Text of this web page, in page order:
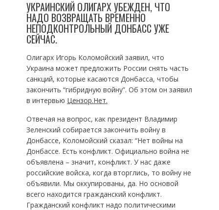
УКРАИНСКИЙ ОЛИГАРХ УБЕЖДЕН, ЧТО
НАДО ВОЗВРАЩАТЬ ВРЕМЕННО
НЕПОДКОНТРОЛЬНЫЙ ДОНБАСС УЖЕ
СЕЙЧАС.
Олигарх Игорь Коломойский заявил, что
Украина может предложить России снять часть
санкций, которые касаются Донбасса, чтобы
закончить “гибридную войну”. Об этом он заявил
в интервью Цензор.Нет.
Отвечая на вопрос, как президент Владимир
Зеленский собирается закончить войну в
Донбассе, Коломойский сказал: “Нет войны на
Донбассе. Есть конфликт. Официально война не
объявлена – значит, конфликт. У нас даже
российские войска, когда вторглись, то войну не
объявили. Мы оккупированы, да. Но основой
всего находится гражданский конфликт.
Гражданский конфликт надо политическими